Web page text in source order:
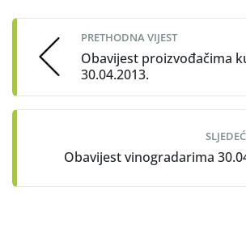
navigation
PRETHODNA VIJEST
Obavijest proizvođačima
30.04.2013.
Obavijest vinogradarima